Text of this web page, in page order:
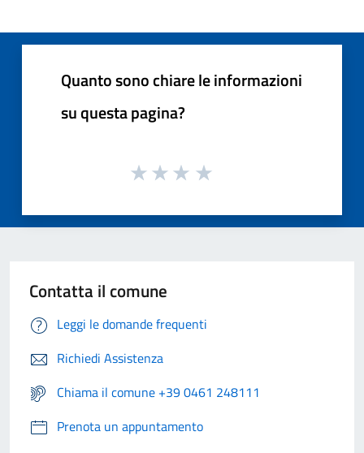
Quanto sono chiare le informazioni
su questa pagina?
Contatta il comune
Leggi le domande frequenti
Richiedi Assistenza
Chiama il comune +39 0461 248111
Prenota un appuntamento